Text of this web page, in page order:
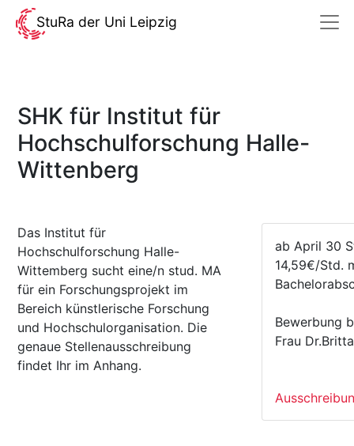
StuRa der Uni Leipzig
SHK für Institut für
Hochschulforschung Halle-
Wittenberg
Das Institut für
Hochschulforschung Halle-
Wittemberg sucht eine/n stud. MA
für ein Forschungsprojekt im
Bereich künstlerische Forschung
und Hochschulorganisation. Die
genaue Stellenausschreibung
findet Ihr im Anhang.
ab April 30
14,59€/Std.
Bewerbung
Frau